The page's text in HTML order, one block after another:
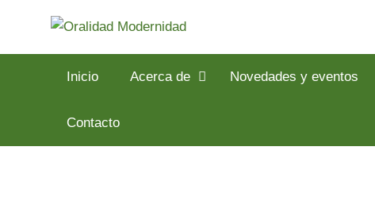
Inicio Acerca de Novedades y eventos
Contacto